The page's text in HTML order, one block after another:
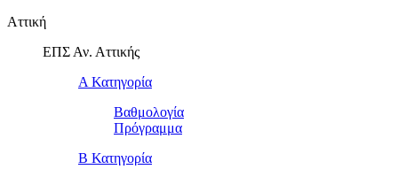
Αττική
ΕΠΣ Αν. Αττικής
Α Κατηγορία
Βαθμολογία
Πρόγραμμα
Β Κατηγορία